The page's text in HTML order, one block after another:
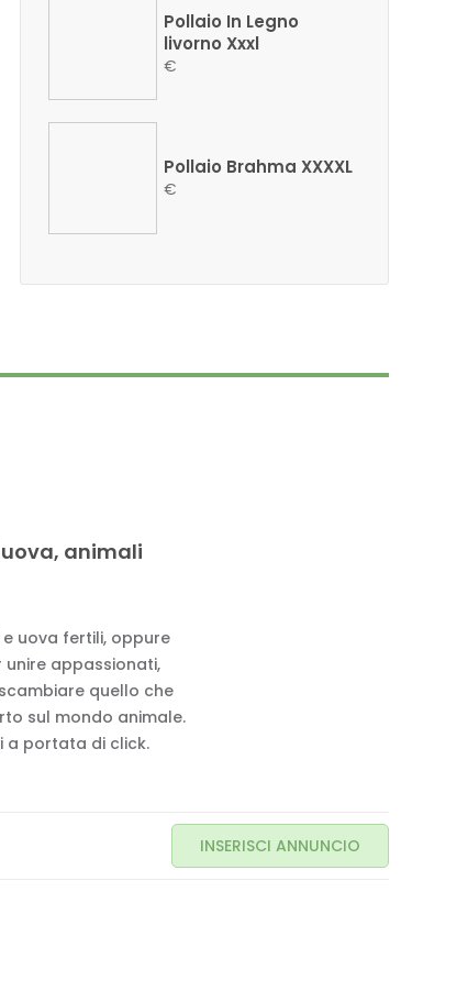
Pollaio In Legno
livorno Xxxl
€
Pollaio Brahma XXXXL
€
animali
uova fertili, oppure
appassionati,
quello che
sul mondo animale.
a portata di click.
INSERISCI ANNUNCIO